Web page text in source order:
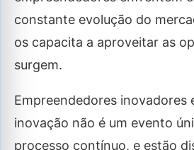
constante evolução do
os capacita a aproveitar as
surgem.
Empreendedores inovadores
inovação não é um evento
processo contínuo, e estão